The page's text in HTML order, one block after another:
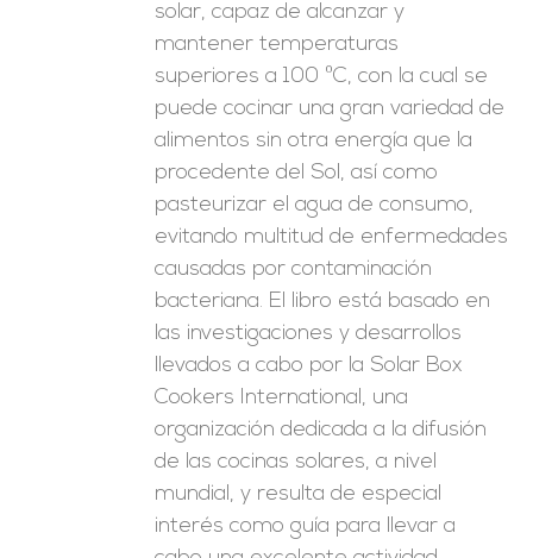
solar, capaz de alcanzar y
mantener temperaturas
superiores a 100 ºC, con la cual se
puede cocinar una gran variedad de
alimentos sin otra energía que la
procedente del Sol, así como
pasteurizar el agua de consumo,
evitando multitud de enfermedades
causadas por contaminación
bacteriana. El libro está basado en
las investigaciones y desarrollos
llevados a cabo por la Solar Box
Cookers International, una
organización dedicada a la difusión
de las cocinas solares, a nivel
mundial, y resulta de especial
interés como guía para llevar a